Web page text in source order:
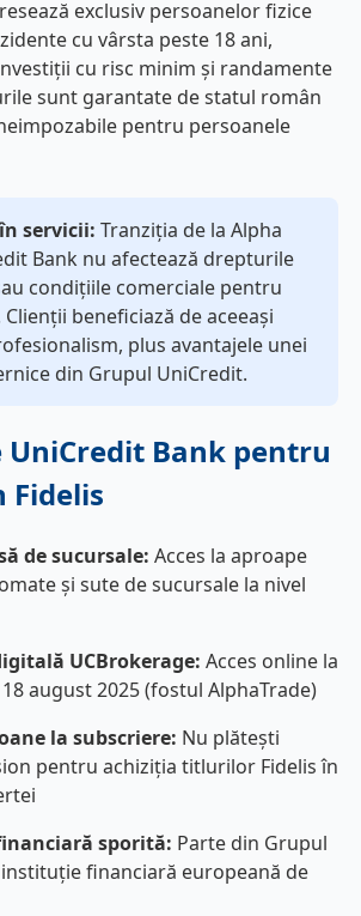
exclusiv persoanelor fizice
cu vârsta peste 18 ani,
cu risc minim și randamente
sunt garantate de statul român
pentru persoanele
servicii: Tranziția de la Alpha
Bank nu afectează drepturile
condițiile comerciale pentru
beneficiază de aceeași
plus avantajele unei
din Grupul UniCredit.
Bank pentru
de sucursale: Acces la aproape
și sute de sucursale la nivel
UCBrokerage: Acces online la
august 2025 (fostul AlphaTrade)
la subscriere: Nu plătești
pentru achiziția titlurilor Fidelis în
sporită: Parte din Grupul
financiară europeană de